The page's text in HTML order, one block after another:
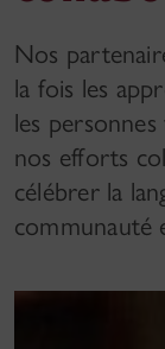
Nos
la fois les
les
nos efforts
célébrer la
communauté